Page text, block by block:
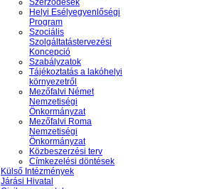
Szerződések
Helyi Esélyegyenlőségi
Program
Szociális
Szolgáltatástervezési
Koncepció
Szabályzatok
Tájékoztatás a lakóhelyi
környezetről
Mezőfalvi Német
Nemzetiségi
Önkormányzat
Mezőfalvi Roma
Nemzetiségi
Önkormányzat
Közbeszerzési terv
Címkezelési döntések
Külső Intézmények
Járási Hivatal